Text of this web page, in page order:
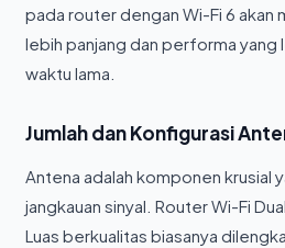
pada router dengan Wi-Fi 6 akan
lebih panjang dan performa yang
waktu lama.
Jumlah dan Konfigurasi
Antena adalah komponen krusial
jangkauan sinyal. Router Wi-Fi
Luas berkualitas biasanya